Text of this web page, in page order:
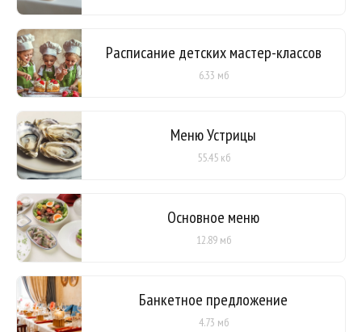
Расписание детских мастер-классов
6.33 мб
Меню Устрицы
55.45 кб
Основное меню
12.89 мб
Банкетное предложение
4.73 мб